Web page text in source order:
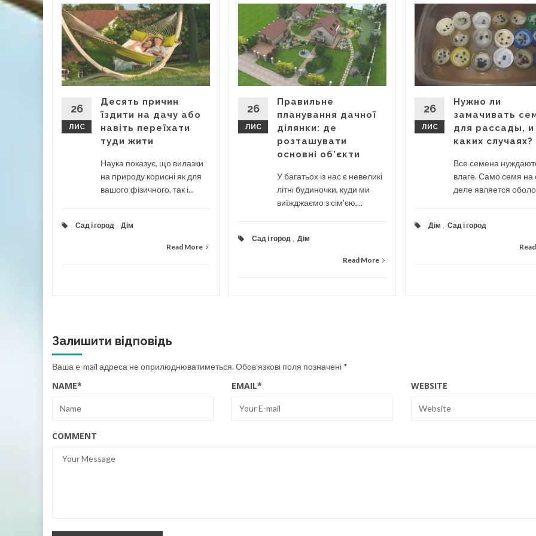
26
ЛИС
Десять причин
їздити на дачу або
навіть переїхати
туди жити
Наука показує, що вилазки
на природу корисні як для
вашого фізичного, так і...
Сад і город Дім
Read More
26
ЛИС
Правильне
планування дачної
ділянки: де
розташувати
основні об’єкти
У багатьох із нас є невеликі
літні будиночки, куди ми
виїжджаємо з сім'єю,...
Сад і город Дім
Read More
26
ЛИС
Нужно ли
замачивать
для рассады, и
каких случаях?
Все семена
влаге. Само семя
деле является
Дім Сад і город
Залишити відповідь
Ваша e-mail адреса не оприлюднюватиметься.Обов’язкові поля позначені *
NAME* EMAIL* WEBSITE
COMMENT